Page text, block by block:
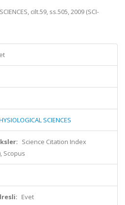
cilt.59, ss.505, 2009 (SCI-
SCIENCES
Science Citation Index
Scopus
Evet